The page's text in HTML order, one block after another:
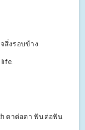
สิ่งรอบข้าง
ตาต่อตา ฟันต่อฟัน